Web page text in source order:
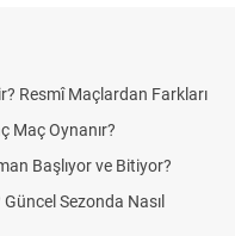
Resmî Maçlardan Farkları
Maç Oynanır?
Başlıyor ve Bitiyor?
Sezonda Nasıl